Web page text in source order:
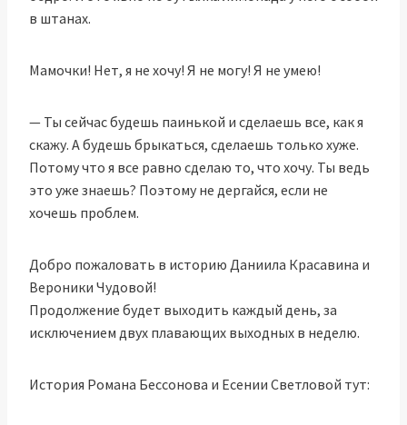
в штанах.
Мамочки! Нет, я не хочу! Я не могу! Я не умею!
— Ты сейчас будешь паинькой и сделаешь все, как я
скажу. А будешь брыкаться, сделаешь только хуже.
Потому что я все равно сделаю то, что хочу. Ты ведь
это уже знаешь? Поэтому не дергайся, если не
хочешь проблем.
Добро пожаловать в историю Даниила Красавина и
Вероники Чудовой!
Продолжение будет выходить каждый день, за
исключением двух плавающих выходных в неделю.
История Романа Бессонова и Есении Светловой тут: